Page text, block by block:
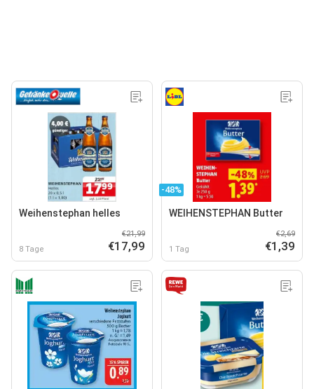
Weihenstephan helles
8 Tage
€21,99
€17,99
-48%
WEIHENSTEPHAN Butter
1 Tag
€2,69
€1,39